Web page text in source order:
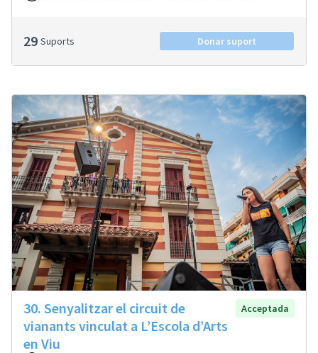
29 Suports Donar suport
30. Senyalitzar el circuit de
vianants vinculat a L’Escola d’Arts
en Viu
Acceptada